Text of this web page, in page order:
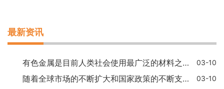
最新资讯
有色金属是目前人类社会使用最广泛的材料之一，其种类较多，包括铜、铝、镁、钛、锌、铝合金等。而为什么将这些金属划分为有色金属呢？我们可以从以下几个方面来解释：有色金 03-10
随着全球市场的不断扩大和国家政策的不断支持，有色金属行业的发展呈现出了稳步增长的趋势。据统计，目前全球有色金属行业的总产值已经超过了数万亿美元，其中铜、铝、镍、锌 03-10